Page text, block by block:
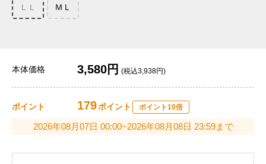
ＬＬ ＭＬ
本体価格 3,580円 (税込3,938円)
ポイント 179ポイント ポイント10倍
2026年08月07日 00:00~2026年08月08日 23:59まで